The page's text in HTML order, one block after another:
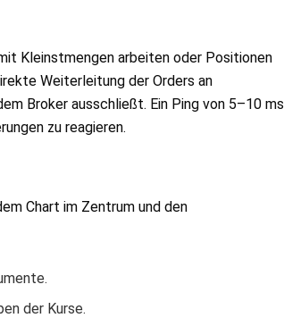
Kleinstmengen arbeiten oder Positionen
Weiterleitung der Orders an
Broker ausschließt. Ein Ping von 5–10 ms
zu reagieren.
Chart im Zentrum und den
der Kurse.